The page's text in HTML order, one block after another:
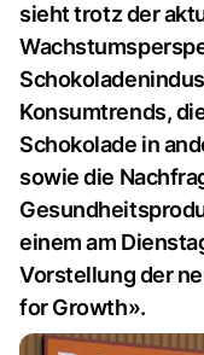
sieht trotz der
Konsumtrends,
Schokolade in
sowie die
einem am
Vorstellung der
for Growth».